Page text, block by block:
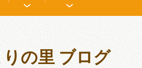
りの里 ブログ